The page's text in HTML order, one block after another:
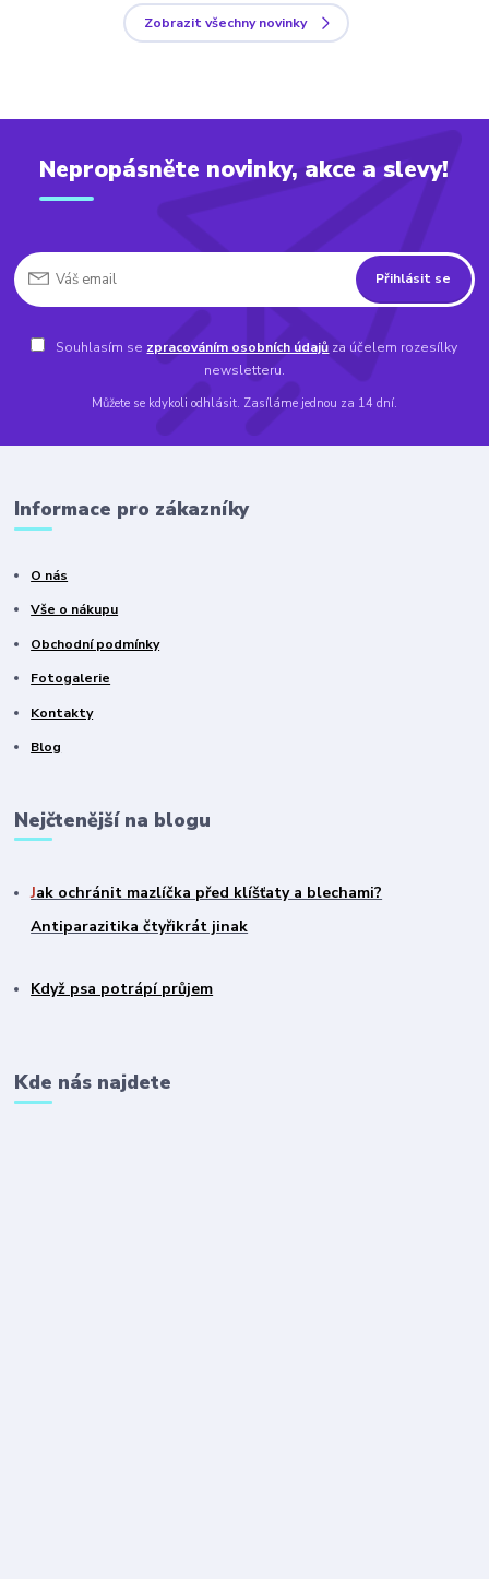
Zobrazit všechny novinky
Nepropásněte novinky, akce a slevy!
Přihlásit se
Souhlasím se zpracováním osobních údajů za účelem rozesílky
newsletteru.
Můžete se kdykoli odhlásit. Zasíláme jednou za 14 dní.
Informace pro zákazníky
O nás
Vše o nákupu
Obchodní podmínky
Fotogalerie
Kontakty
Blog
Nejčtenější na blogu
Jak ochránit mazlíčka před klíšťaty a blechami?
Antiparazitika čtyřikrát jinak
Když psa potrápí průjem
Kde nás najdete